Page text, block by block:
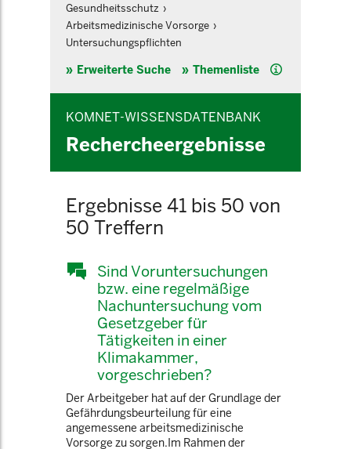
Gesundheitsschutz
Arbeitsmedizinische Vorsorge
Untersuchungspflichten
Erweiterte Suche Themenliste Hilfe
KOMNET-WISSENSDATENBANK
Rechercheergebnisse
Ergebnisse 41 bis 50 von
50 Treffern
Sind Voruntersuchungen
bzw. eine regelmäßige
Nachuntersuchung vom
Gesetzgeber für
Tätigkeiten in einer
Klimakammer,
vorgeschrieben?
Der Arbeitgeber hat auf der Grundlage der
Gefährdungsbeurteilung für eine
angemessene arbeitsmedizinische
Vorsorge zu sorgen.Im Rahmen der